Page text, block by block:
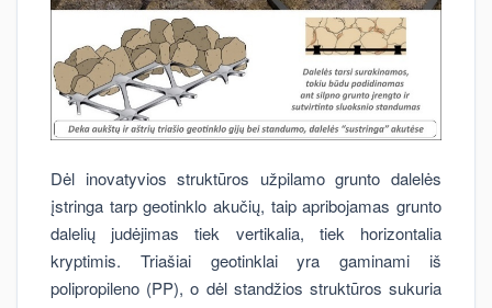
Dėl inovatyvios struktūros užpilamo grunto dalelės
įstringa tarp geotinklo akučių, taip apribojamas grunto
dalelių judėjimas tiek vertikalia, tiek horizontalia
kryptimis. Triašiai geotinklai yra gaminami iš
polipropileno (PP), o dėl standžios struktūros sukuria